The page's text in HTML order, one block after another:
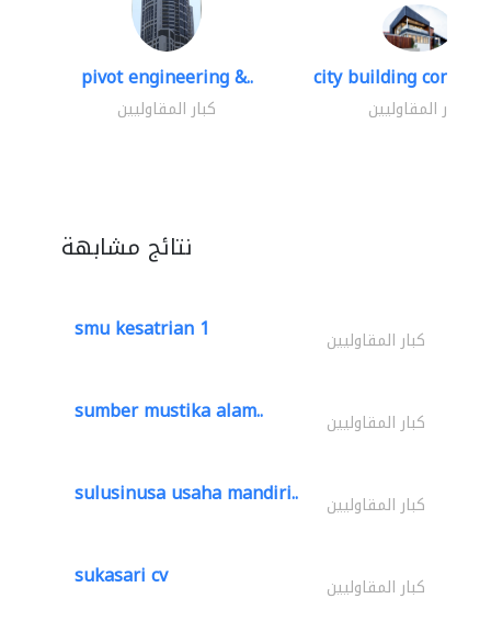
pivot engineering &..
كبار المقاوليين
city building
كبار المقاوليين
نتائج مشابهة
smu kesatrian 1 كبار المقاوليين
sumber mustika alam.. كبار المقاوليين
sulusinusa usaha mandiri.. كبار المقاوليين
sukasari cv كبار المقاوليين